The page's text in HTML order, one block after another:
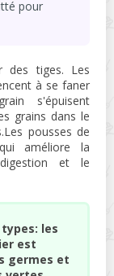
pour
des tiges. Les
à se faner
s'épuisent
grains dans le
pousses de
améliore la
et le
les
est
germes et